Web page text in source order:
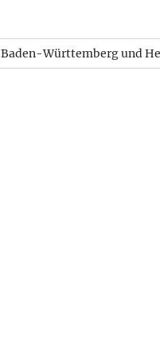
Baden-Württemberg und